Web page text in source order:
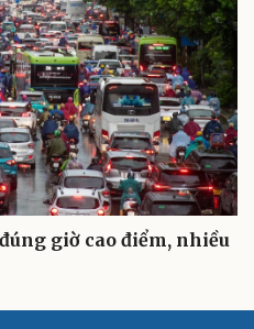
giờ cao điểm, nhiều